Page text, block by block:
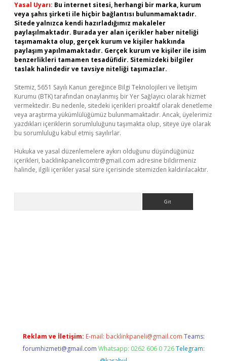
Yasal Uyarı: Bu internet sitesi, herhangi bir marka, kurum
veya şahıs şirketi ile hiçbir bağlantısı bulunmamaktadır.
Sitede yalnızca kendi hazırladığımız makaleler
paylaşılmaktadır. Burada yer alan içerikler haber niteliği
taşımamakta olup, gerçek kurum ve kişiler hakkında
paylaşım yapılmamaktadır. Gerçek kurum ve kişiler ile isim
benzerlikleri tamamen tesadüfidir. Sitemizdeki bilgiler
taslak halindedir ve tavsiye niteliği taşımazlar.
Sitemiz, 5651 Sayılı Kanun gereğince Bilgi Teknolojileri ve İletişim
Kurumu (BTK) tarafından onaylanmış bir Yer Sağlayıcı olarak hizmet
vermektedir. Bu nedenle, sitedeki içerikleri proaktif olarak denetleme
veya araştırma yükümlülüğümüz bulunmamaktadır. Ancak, üyelerimiz
yazdıkları içeriklerin sorumluluğunu taşımakta olup, siteye üye olarak
bu sorumluluğu kabul etmiş sayılırlar.
Hukuka ve yasal düzenlemelere aykırı olduğunu düşündüğünüz
içerikleri, backlinkpanelicomtr@gmail.com adresine bildirmeniz
halinde, ilgili içerikler yasal süre içerisinde sitemizden kaldırılacaktır.
Reklam ve İletişim: E-mail: backlinkpaneli@gmail.com Teams:
forumhizmeti@gmail.com Whatsapp: 0262 606 0 726 Telegram: